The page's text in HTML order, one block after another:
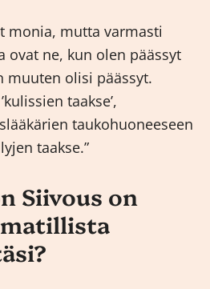
monia, mutta varmasti
ovat ne, kun olen päässyt
muuten olisi päässyt.
taakse’,
taukohuoneeseen
taakse.”
Siivous on